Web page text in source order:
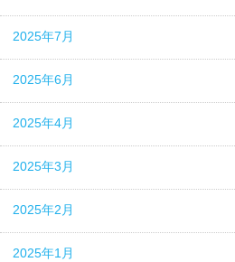
2025年7月
2025年6月
2025年4月
2025年3月
2025年2月
2025年1月